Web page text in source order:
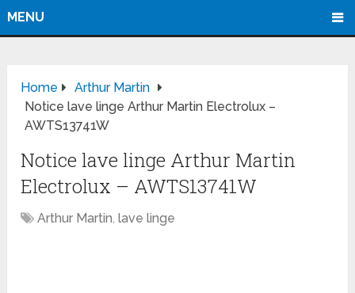
MENU
Home
Arthur Martin
Notice lave linge Arthur Martin Electrolux –
AWTS13741W
Notice lave linge Arthur Martin
Electrolux – AWTS13741W
Arthur Martin,lave linge